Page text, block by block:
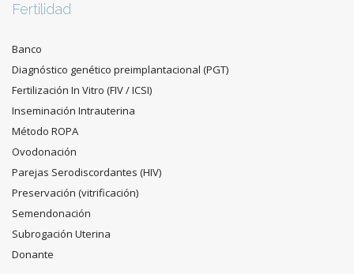
Fertilidad
Banco
Diagnóstico genético preimplantacional (PGT)
Fertilización In Vitro (FIV / ICSI)
Inseminación Intrauterina
Método ROPA
Ovodonación
Parejas Serodiscordantes (HIV)
Preservación (vitrificación)
Semendonación
Subrogación Uterina
Donante